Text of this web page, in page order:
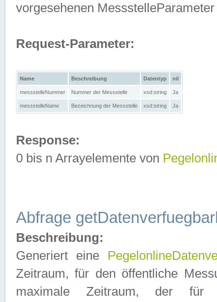
vorgesehenen
Request-Parameter:
Name Beschreibung Datentyp nil
messstelleNummer Nummer der Messstelle xsd:string Ja
messstelleName Bezeichnung der Messstelle xsd:string Ja
Response:
0 bis n Arrayelemente von
Abfrage
Beschreibung:
Generiert eine
Zeitraum, für den öffentliche
maximale Zeitraum, der